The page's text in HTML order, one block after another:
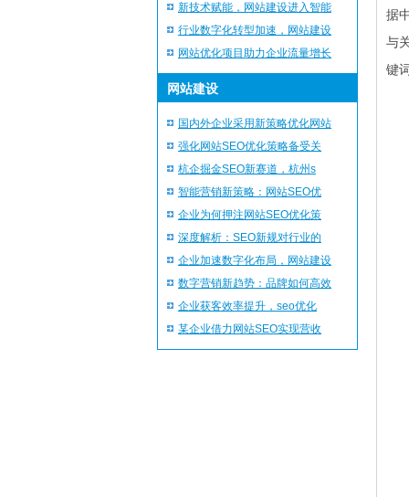
新技术赋能，网站建设进入智能
行业数字化转型加速，网站建设
网站优化项目助力企业流量增长
网站建设
国内外企业采用新策略优化网站
强化网站SEO优化策略备受关
杭企掘金SEO新赛道，杭州s
智能营销新策略：网站SEO优
企业为何押注网站SEO优化策
深度解析：SEO新规对行业的
企业加速数字化布局，网站建设
数字营销新趋势：品牌如何高效
企业获客效率提升，seo优化
某企业借力网站SEO实现营收
据
与
键